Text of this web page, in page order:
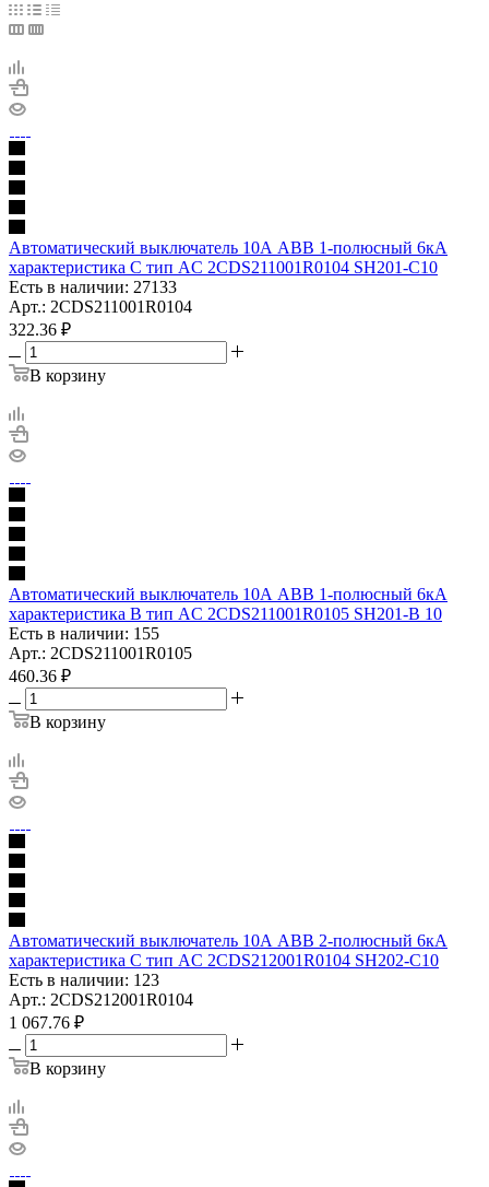
Автоматический выключатель 10А АВВ 1-полюсный 6кА
характеристика C тип AC 2CDS211001R0104 SH201-C10
Есть в наличии: 27133
Арт.: 2CDS211001R0104
322.36 ₽
В корзину
Автоматический выключатель 10А АВВ 1-полюсный 6кА
характеристика B тип AC 2CDS211001R0105 SH201-B 10
Есть в наличии: 155
Арт.: 2CDS211001R0105
460.36 ₽
В корзину
Автоматический выключатель 10А АВВ 2-полюсный 6кА
характеристика C тип AC 2CDS212001R0104 SH202-C10
Есть в наличии: 123
Арт.: 2CDS212001R0104
1 067.76 ₽
В корзину